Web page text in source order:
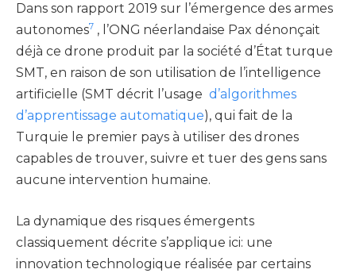
Dans son rapport 2019 sur l’émergence des armes
autonomes7 , l’ONG néerlandaise Pax dénonçait
déjà ce drone produit par la société d’État turque
SMT, en raison de son utilisation de l’intelligence
artificielle (SMT décrit l’usage d’algorithmes
d’apprentissage automatique), qui fait de la
Turquie le premier pays à utiliser des drones
capables de trouver, suivre et tuer des gens sans
aucune intervention humaine.
La dynamique des risques émergents
classiquement décrite s’applique ici: une
innovation technologique réalisée par certains